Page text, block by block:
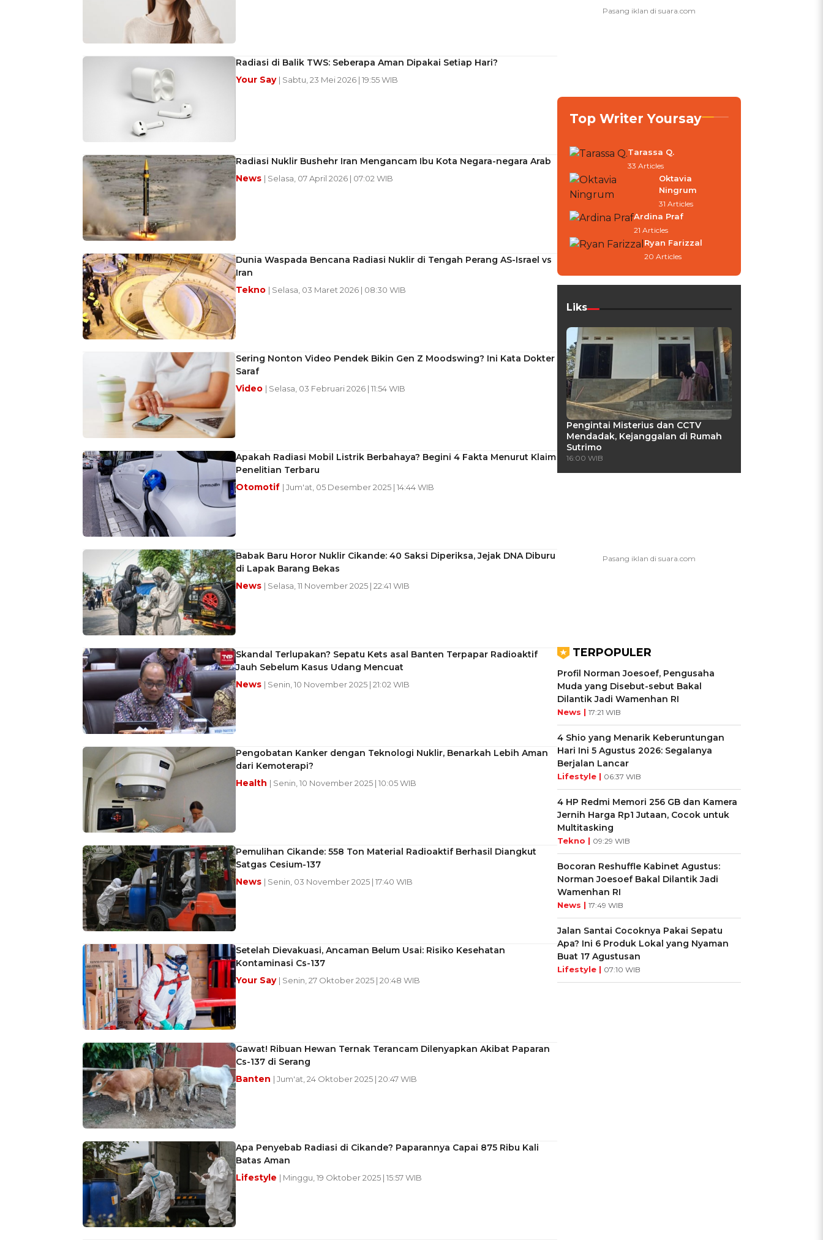
Radiasi di Balik TWS: Seberapa Aman Dipakai Setiap Hari?
Your Say | Sabtu, 23 Mei 2026 | 19:55 WIB
Radiasi Nuklir Bushehr Iran Mengancam Ibu Kota Negara-negara Arab
News | Selasa, 07 April 2026 | 07:02 WIB
Dunia Waspada Bencana Radiasi Nuklir di Tengah Perang AS-Israel vs
Iran
Tekno | Selasa, 03 Maret 2026 | 08:30 WIB
Sering Nonton Video Pendek Bikin Gen Z Moodswing? Ini Kata Dokter
Saraf
Video | Selasa, 03 Februari 2026 | 11:54 WIB
Apakah Radiasi Mobil Listrik Berbahaya? Begini 4 Fakta Menurut Klaim
Penelitian Terbaru
Otomotif | Jum'at, 05 Desember 2025 | 14:44 WIB
Babak Baru Horor Nuklir Cikande: 40 Saksi Diperiksa, Jejak DNA Diburu
di Lapak Barang Bekas
News | Selasa, 11 November 2025 | 22:41 WIB
Skandal Terlupakan? Sepatu Kets asal Banten Terpapar Radioaktif
Jauh Sebelum Kasus Udang Mencuat
News | Senin, 10 November 2025 | 21:02 WIB
Pengobatan Kanker dengan Teknologi Nuklir, Benarkah Lebih Aman
dari Kemoterapi?
Health | Senin, 10 November 2025 | 10:05 WIB
Pemulihan Cikande: 558 Ton Material Radioaktif Berhasil Diangkut
Satgas Cesium-137
News | Senin, 03 November 2025 | 17:40 WIB
Setelah Dievakuasi, Ancaman Belum Usai: Risiko Kesehatan
Kontaminasi Cs-137
Your Say | Senin, 27 Oktober 2025 | 20:48 WIB
Gawat! Ribuan Hewan Ternak Terancam Dilenyapkan Akibat Paparan
Cs-137 di Serang
Banten | Jum'at, 24 Oktober 2025 | 20:47 WIB
Apa Penyebab Radiasi di Cikande? Paparannya Capai 875 Ribu Kali
Batas Aman
Lifestyle | Minggu, 19 Oktober 2025 | 15:57 WIB
Top Writer Yoursay
Tarassa Q.
33 Articles
Oktavia
Ningrum
31 Articles
Ardina Praf
21 Articles
Ryan Farizzal
20 Articles
Liks
Pengintai Misterius dan CCTV
Mendadak, Kejanggalan di Rumah
Sutrimo
16:00 WIB
TERPOPULER
Profil Norman Joesoef, Pengusaha
Muda yang Disebut-sebut Bakal
Dilantik Jadi Wamenhan RI
News | 17:21 WIB
4 Shio yang Menarik Keberuntungan
Hari Ini 5 Agustus 2026: Segalanya
Berjalan Lancar
Lifestyle | 06:37 WIB
4 HP Redmi Memori 256 GB dan Kamera
Jernih Harga Rp1 Jutaan, Cocok untuk
Multitasking
Tekno | 09:29 WIB
Bocoran Reshuffle Kabinet Agustus:
Norman Joesoef Bakal Dilantik Jadi
Wamenhan RI
News | 17:49 WIB
Jalan Santai Cocoknya Pakai Sepatu
Apa? Ini 6 Produk Lokal yang Nyaman
Buat 17 Agustusan
Lifestyle | 07:10 WIB